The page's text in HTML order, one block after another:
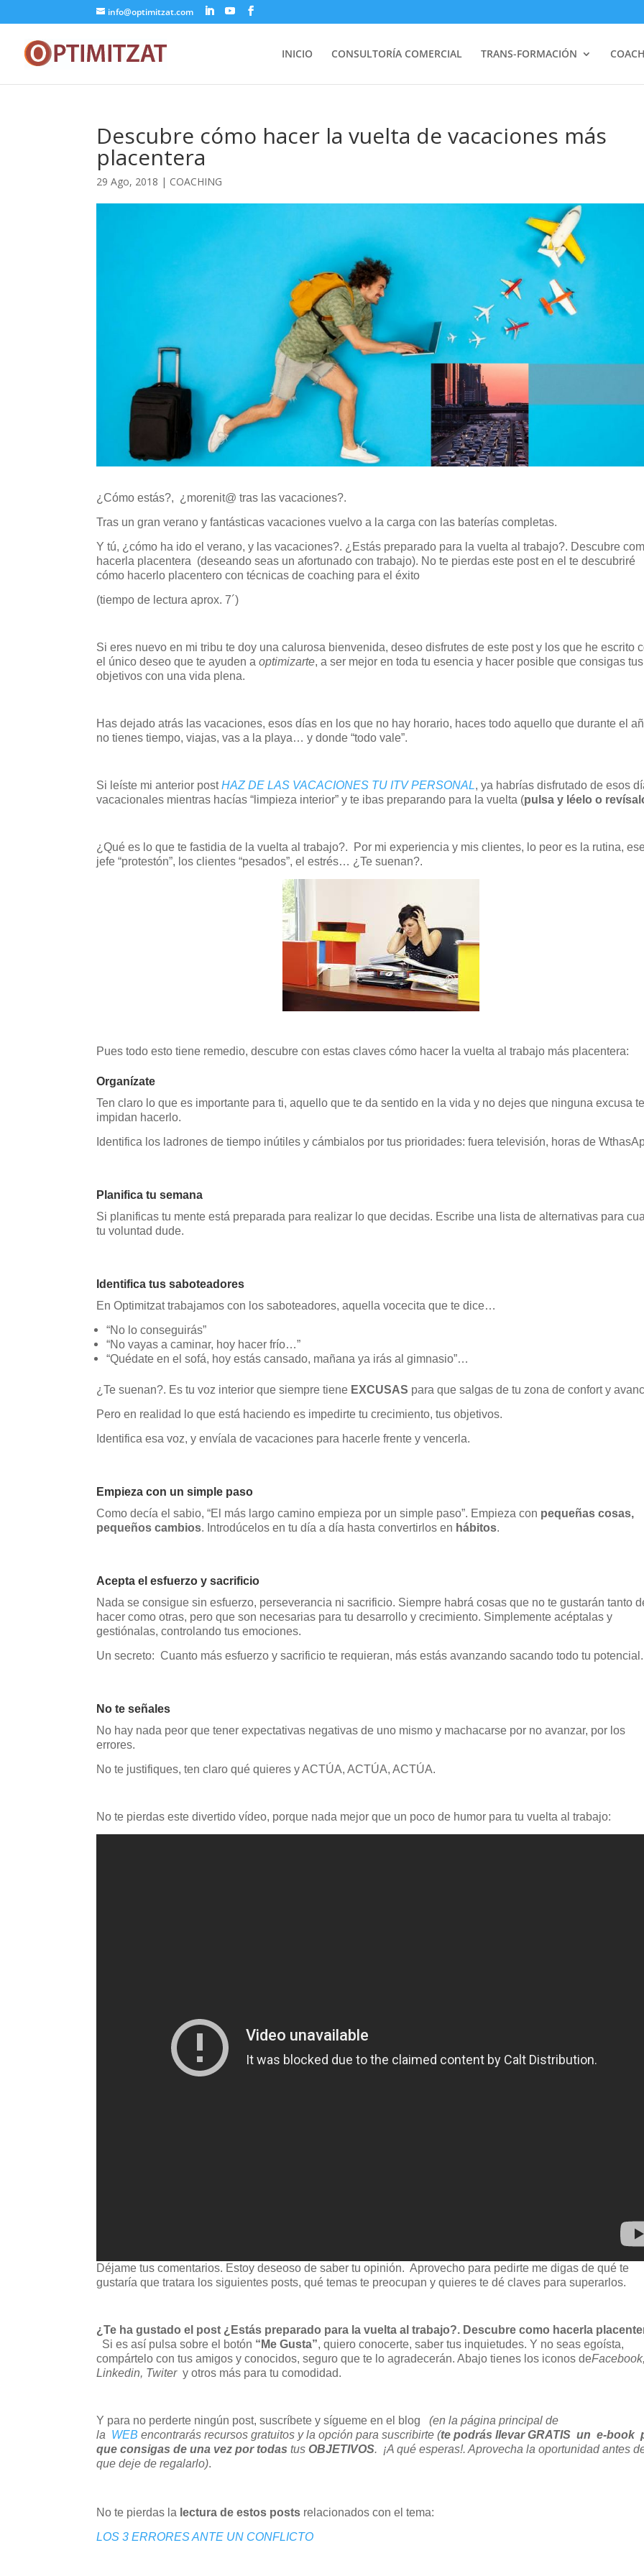
info@optimitzat.com
INICIO CONSULTORÍA COMERCIAL TRANS-FORMACIÓN
Descubre cómo hacer la vuelta de vacaciones más
placentera
29 Ago, 2018 | COACHING
¿Cómo estás?, ¿morenit@ tras las vacaciones?.
Tras un gran verano y fantásticas vacaciones vuelvo a la carga con las baterías completas.
Y tú, ¿cómo ha ido el verano, y las vacaciones?. ¿Estás preparado para la vuelta al trabajo?. Descubre
hacerla placentera (deseando seas un afortunado con trabajo). No te pierdas este post en el te descubriré
cómo hacerlo placentero con técnicas de coaching para el éxito
(tiempo de lectura aprox. 7´)
Si eres nuevo en mi tribu te doy una calurosa bienvenida, deseo disfrutes de este post y los que he escrito
el único deseo que te ayuden aoptimizarte, a ser mejor en toda tu esencia y hacer posible que consigas tus
objetivos con una vida plena.
Has dejado atrás las vacaciones, esos días en los que no hay horario, haces todo aquello que durante el
no tienes tiempo, viajas, vas a la playa… y donde “todo vale”.
Si leíste mi anterior postHAZ DE LAS VACACIONES TU ITV PERSONAL, ya habrías disfrutado de esos
vacacionales mientras hacías “limpieza interior” y te ibas preparando para la vuelta (pulsa y léelo o
¿Qué es lo que te fastidia de la vuelta al trabajo?. Por mi experiencia y mis clientes, lo peor es la rutina,
jefe “protestón”, los clientes “pesados”, el estrés… ¿Te suenan?.
Pues todo esto tiene remedio, descubre con estas claves cómo hacer la vuelta al trabajo más placentera:
Organízate
Ten claro lo que es importante para ti, aquello que te da sentido en la vida y no dejes que ninguna excusa te
impidan hacerlo.
Identifica los ladrones de tiempo inútiles y cámbialos por tus prioridades: fuera televisión, horas de
Planifica tu semana
Si planificas tu mente está preparada para realizar lo que decidas. Escribe una lista de alternativas para
tu voluntad dude.
Identifica tus saboteadores
En Optimitzat trabajamos con los saboteadores, aquella vocecita que te dice…
“No lo conseguirás”
“No vayas a caminar, hoy hacer frío…”
“Quédate en el sofá, hoy estás cansado, mañana ya irás al gimnasio”…
¿Te suenan?. Es tu voz interior que siempre tiene EXCUSAS para que salgas de tu zona de confort y
Pero en realidad lo que está haciendo es impedirte tu crecimiento, tus objetivos.
Identifica esa voz, y envíala de vacaciones para hacerle frente y vencerla.
Empieza con un simple paso
Como decía el sabio, “El más largo camino empieza por un simple paso”. Empieza con pequeñas cosas,
pequeños cambios. Introdúcelos en tu día a día hasta convertirlos en hábitos.
Acepta el esfuerzo y sacrificio
Nada se consigue sin esfuerzo, perseverancia ni sacrificio. Siempre habrá cosas que no te gustarán tanto
hacer como otras, pero que son necesarias para tu desarrollo y crecimiento. Simplemente acéptalas y
gestiónalas, controlando tus emociones.
Un secreto: Cuanto más esfuerzo y sacrificio te requieran, más estás avanzando sacando todo tu potencial.
No te señales
No hay nada peor que tener expectativas negativas de uno mismo y machacarse por no avanzar, por los
errores.
No te justifiques, ten claro qué quieres y ACTÚA, ACTÚA, ACTÚA.
No te pierdas este divertido vídeo, porque nada mejor que un poco de humor para tu vuelta al trabajo:
Déjame tus comentarios. Estoy deseoso de saber tu opinión. Aprovecho para pedirte me digas de qué te
gustaría que tratara los siguientes posts, qué temas te preocupan y quieres te dé claves para superarlos.
¿Te ha gustado el post ¿Estás preparado para la vuelta al trabajo?. Descubre como hacerla
Si es así pulsa sobre el botón “Me Gusta”, quiero conocerte, saber tus inquietudes. Y no seas egoísta,
compártelo con tus amigos y conocidos, seguro que te lo agradecerán. Abajo tienes los iconos deFacebook,
Linkedin, Twiter y otros más para tu comodidad.
Y para no perderte ningún post, suscríbete y sígueme en el blog(en la página principal de
la WEB encontrarás recursos gratuitos y la opción para suscribirte (te podrás llevar GRATIS un e-book
que consigas de una vez por todastusOBJETIVOS. ¡A qué esperas!. Aprovecha la oportunidad antes
que deje de regalarlo).
No te pierdas la lectura de estos posts relacionados con el tema:
LOS 3 ERRORES ANTE UN CONFLICTO